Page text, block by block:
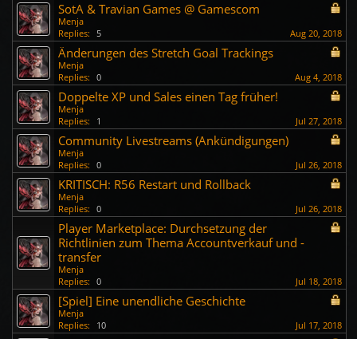
SotA & Travian Games @ Gamescom
Menja
Replies: 5 Aug 20, 2018
Änderungen des Stretch Goal Trackings
Menja
Replies: 0 Aug 4, 2018
Doppelte XP und Sales einen Tag früher!
Menja
Replies:
1 Jul 27, 2018
Community Livestreams (Ankündigungen)
Menja
Replies: 0 Jul 26, 2018
KRITISCH: R56 Restart und Rollback
Menja
Replies: 0 Jul 26, 2018
Player Marketplace: Durchsetzung der
Richtlinien zum Thema Accountverkauf und -
transfer
Menja
Replies: 0 Jul 18, 2018
[Spiel] Eine unendliche Geschichte
Menja
Replies:
10 Jul 17, 2018